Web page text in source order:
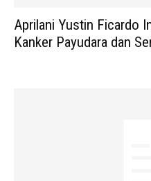
Aprilani Yustin Ficardo
Kanker Payudara dan